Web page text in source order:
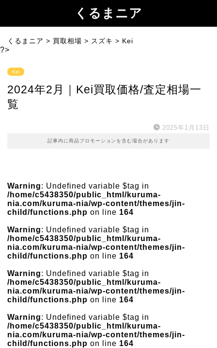
くるまニア
くるまニア > 買取相場 > スズキ > Kei
?>
Kei
2024年2月｜Kei買取価格/査定相場一
覧
2025年1月13日
記事内に商品プロモーションを含む場合があります
Warning: Undefined variable $tag in
/home/c5438350/public_html/kuruma-
nia.com/kuruma-nia/wp-content/themes/jin-
child/functions.php on line 164
Warning: Undefined variable $tag in
/home/c5438350/public_html/kuruma-
nia.com/kuruma-nia/wp-content/themes/jin-
child/functions.php on line 164
Warning: Undefined variable $tag in
/home/c5438350/public_html/kuruma-
nia.com/kuruma-nia/wp-content/themes/jin-
child/functions.php on line 164
Warning: Undefined variable $tag in
/home/c5438350/public_html/kuruma-
nia.com/kuruma-nia/wp-content/themes/jin-
child/functions.php on line 164